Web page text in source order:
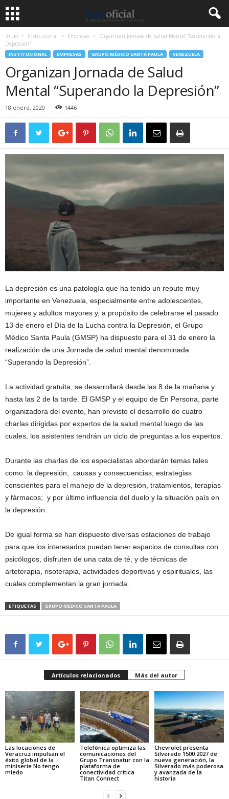
Inicio Institucional Empresas
Organizan Jornada de Salud Mental “Superando la
Depresión”
INSTITUCIONAL EMPRESAS GRUPO MÉDICO SANTA PAULA VENEZUELA
Organizan Jornada de Salud
Mental “Superando la Depresión”
18 enero, 2020 1446
La depresión es una patología que ha tenido un repute muy
importante en Venezuela, especialmente entre adolescentes,
mujeres y adultos mayores y, a propósito de celebrarse el pasado
13 de enero el Día de la Lucha contra la Depresión, el Grupo
Médico Santa Paula (GMSP) ha dispuesto para el 31 de enero la
realización de una Jornada de salud mental denominada
“Superando la Depresión”.
La actividad gratuita, se desarrollará desde las 8 de la mañana y
hasta las 2 de la tarde. El GMSP y el equipo de En Persona, parte
organizadora del evento, han previsto el desarrollo de cuatro
charlas dirigidas por expertos de la salud mental luego de las
cuales, los asistentes tendrán un ciclo de preguntas a los expertos.
Durante las charlas de los especialistas abordarán temas tales
como: la depresión, causas y consecuencias; estrategias
conscientes para el manejo de la depresión, tratamientos, terapias
y fármacos; y por último influencia del duelo y la situación país en
la depresión.
De igual forma se han dispuesto diversas estaciones de trabajo
para que los interesados puedan tener espacios de consultas con
psicólogos, disfruten de una cata de té, y de técnicas de
arteterapia, risoterapia, actividades deportivas y espirituales, las
cuales complementan la gran jornada.
ETIQUETAS GRUPO MEDICO SANTA PAULA
Artículos relacionados Más del autor
Las locaciones de
Veracruz impulsan el
éxito global de la
miniserie No tengo
miedo
Telefónica optimiza las
comunicaciones del
Grupo Transnatur con la
plataforma de
conectividad crítica
Titan Connect
Chevrolet presenta
Silverado 1500 2027 de
nueva generación, la
Silverado más poderosa
y avanzada de la
historia